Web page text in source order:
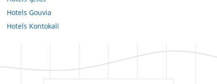
Hotels Gouvia
Hotels Kontokali